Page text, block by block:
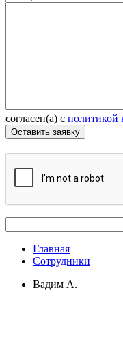
согласен(а) с политикой
Главная
Сотрудники
Вадим А.